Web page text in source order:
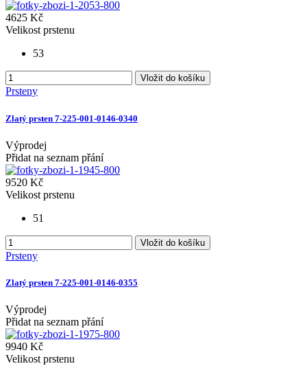
4625 Kč
Velikost prstenu
53
Vložit do košíku
Prsteny
Zlatý prsten 7-225-001-0146-0340
Výprodej
Přidat na seznam přání
9520 Kč
Velikost prstenu
51
Vložit do košíku
Prsteny
Zlatý prsten 7-225-001-0146-0355
Výprodej
Přidat na seznam přání
9940 Kč
Velikost prstenu